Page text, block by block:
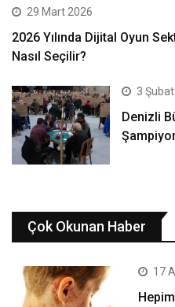
29 Mart 2026
2026 Yılında Dijital Oyun
Nasıl Seçilir?
3
Denizli
Çok Okunan Haber
17